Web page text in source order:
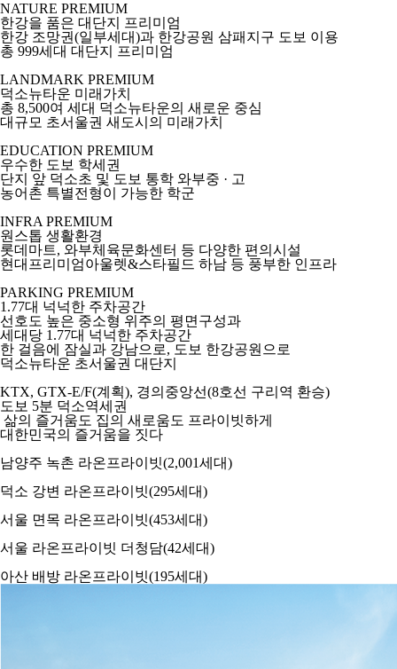
NATURE PREMIUM
한강을 품은 대단지 프리미엄
한강 조망권(일부세대)과 한강공원 삼패지구 도보 이용
총 999세대 대단지 프리미엄
LANDMARK PREMIUM
덕소뉴타운 미래가치
총 8,500여 세대 덕소뉴타운의 새로운 중심
대규모 초서울권 새도시의 미래가치
EDUCATION PREMIUM
우수한 도보 학세권
단지 앞 덕소초 및 도보 통학 와부중 · 고
농어촌 특별전형이 가능한 학군
INFRA PREMIUM
원스톱 생활환경
롯데마트, 와부체육문화센터 등 다양한 편의시설
현대프리미엄아울렛&스타필드 하남 등 풍부한 인프라
PARKING PREMIUM
1.77대 넉넉한 주차공간
선호도 높은 중소형 위주의 평면구성과
세대당 1.77대 넉넉한 주차공간
한 걸음에 잠실과 강남으로, 도보 한강공원으로
덕소뉴타운 초서울권 대단지
KTX, GTX-E/F(계획), 경의중앙선(8호선 구리역 환승)
도보 5분 덕소역세권
삶의 즐거움도 집의 새로움도 프라이빗하게
대한민국의 즐거움을 짓다
남양주 녹촌 라온프라이빗(2,001세대)
덕소 강변 라온프라이빗(295세대)
서울 면목 라온프라이빗(453세대)
서울 라온프라이빗 더청담(42세대)
아산 배방 라온프라이빗(195세대)